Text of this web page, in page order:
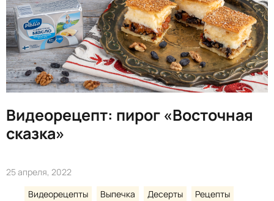
Видеорецепт: пирог «Восточная
сказка»
25 апреля, 2022
Видеорецепты
Выпечка Десерты Рецепты